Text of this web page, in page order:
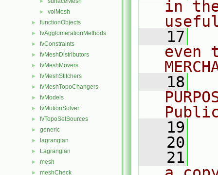
► volMesh
► functionObjects
► fvAgglomerationMethods
► fvConstraints
► fvMeshDistributors
► fvMeshMovers
► fvMeshStitchers
► fvMeshTopoChangers
► fvModels
► fvMotionSolver
► fvTopoSetSources
► generic
► lagrangian
► Lagrangian
► mesh
► meshCheck
in
   17
even
   18
   19
   20
   21